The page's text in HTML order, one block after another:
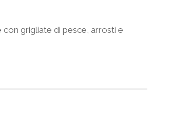
grigliate di pesce, arrosti e